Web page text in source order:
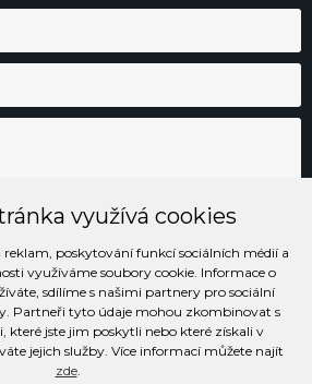
souhlasím se zpracováním osobních údajů
využívá cookies
reklam, poskytování funkcí sociálních médií a
využíváme soubory cookie. Informace o
sdílíme s našimi partnery pro sociální
Partneři tyto údaje mohou zkombinovat s
které jste jim poskytli nebo které získali v
jejich služby. Více informací můžete najít
zde.